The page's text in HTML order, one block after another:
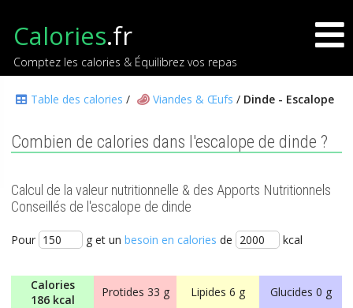
Calories.fr
Comptez les calories & Équilibrez vos repas
Table des calories / Viandes & Œufs / Dinde - Escalope
Combien de calories dans l'escalope de dinde ?
Calcul de la valeur nutritionnelle & des Apports Nutritionnels
Conseillés de l'escalope de dinde
Pour g et un besoin en calories de kcal
Calories
186 kcal
Protides 33 g Lipides 6 g Glucides 0 g